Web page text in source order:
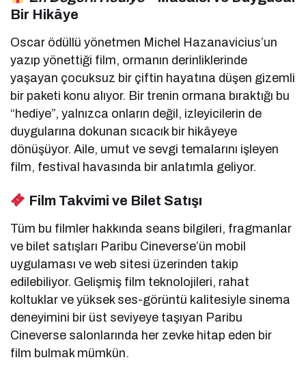
Bir Hikâye
Oscar ödüllü yönetmen Michel Hazanavicius’un
yazıp yönettiği film, ormanın derinliklerinde
yaşayan çocuksuz bir çiftin hayatına düşen gizemli
bir paketi konu alıyor. Bir trenin ormana bıraktığı bu
“hediye”, yalnızca onların değil, izleyicilerin de
duygularına dokunan sıcacık bir hikâyeye
dönüşüyor. Aile, umut ve sevgi temalarını işleyen
film, festival havasında bir anlatımla geliyor.
Film Takvimi ve Bilet Satışı
Tüm bu filmler hakkında seans bilgileri, fragmanlar
ve bilet satışları Paribu Cineverse’ün mobil
uygulaması ve web sitesi üzerinden takip
edilebiliyor. Gelişmiş film teknolojileri, rahat
koltuklar ve yüksek ses-görüntü kalitesiyle sinema
deneyimini bir üst seviyeye taşıyan Paribu
Cineverse salonlarında her zevke hitap eden bir
film bulmak mümkün.